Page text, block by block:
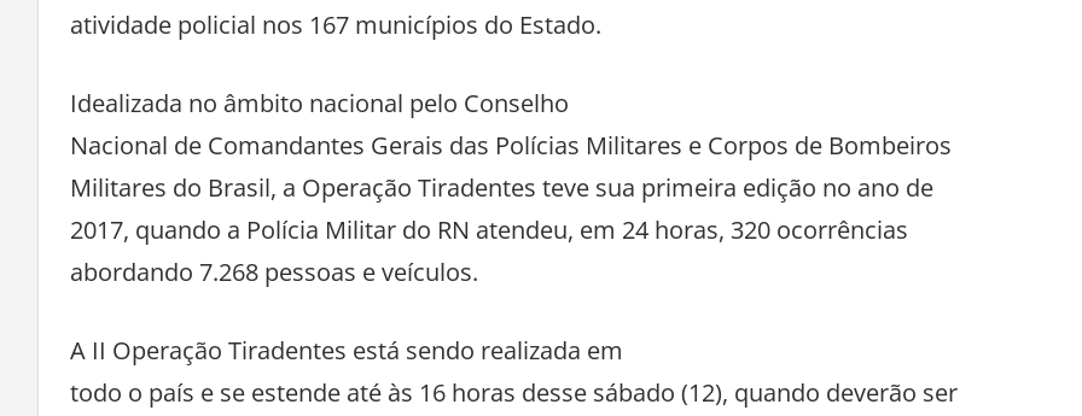
atividade policial nos 167 municípios do Estado.
Idealizada no âmbito nacional pelo Conselho
Nacional de Comandantes Gerais das Polícias Militares e Corpos de Bombeiros
Militares do Brasil, a Operação Tiradentes teve sua primeira edição no ano de
2017, quando a Polícia Militar do RN atendeu, em 24 horas, 320 ocorrências
abordando 7.268 pessoas e veículos.
A II Operação Tiradentes está sendo realizada em
todo o país e se estende até às 16 horas desse sábado (12), quando deverão ser